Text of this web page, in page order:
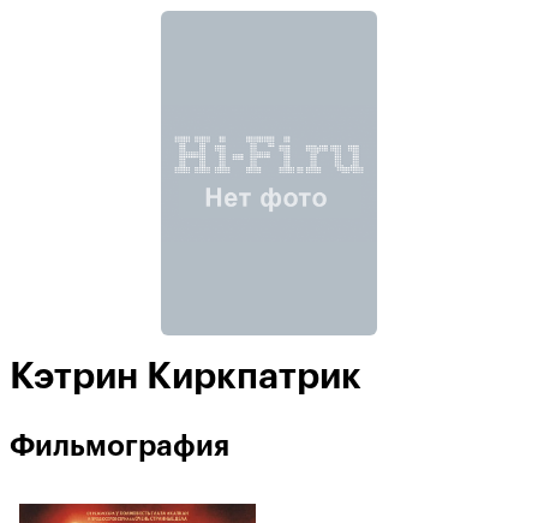
Кэтрин Киркпатрик
Фильмография